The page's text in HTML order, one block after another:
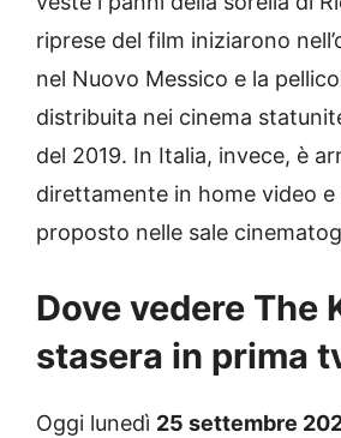
riprese del film iniziarono
nel Nuovo Messico e la
distribuita nei cinema
del 2019. In Italia, invece, è
direttamente in home video
proposto nelle sale
Dove vedere The
stasera in prima
Oggi lunedì 25 settembre